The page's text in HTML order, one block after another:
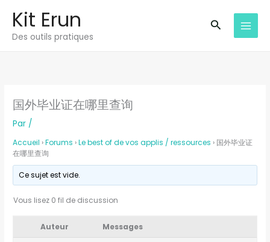
contenu
Kit Erun
Des outils pratiques
国外毕业证在哪里查询
Par /
Accueil ›Forums ›Le best of de vos applis / ressources › 国外毕业证
在哪里查询
Ce sujet est vide.
Vous lisez 0 fil de discussion
Auteur Messages